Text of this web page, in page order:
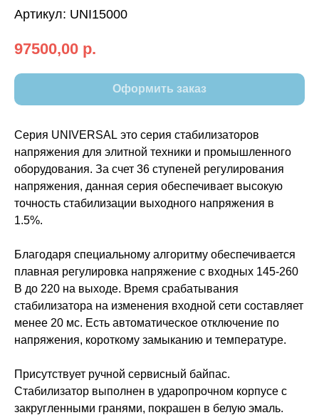
Артикул: UNI15000
97500,00 р.
Оформить заказ
Серия UNIVERSAL это серия стабилизаторов
напряжения для элитной техники и промышленного
оборудования. За счет 36 ступеней регулирования
напряжения, данная серия обеспечивает высокую
точность стабилизации выходного напряжения в
1.5%.
Благодаря специальному алгоритму обеспечивается
плавная регулировка напряжение с входных 145-260
В до 220 на выходе. Время срабатывания
стабилизатора на изменения входной сети составляет
менее 20 мс. Есть автоматическое отключение по
напряжения, короткому замыканию и температуре.
Присутствует ручной сервисный байпас.
Стабилизатор выполнен в ударопрочном корпусе с
закругленными гранями, покрашен в белую эмаль.